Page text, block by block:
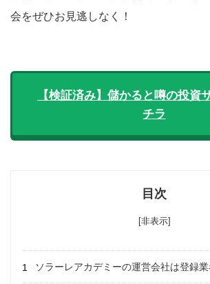
会をぜひお見逃しなく！
【検証済み】儲かると噂の投資
チラ
目次
[非表示]
ソラーレアカデミーの運営会社は登録